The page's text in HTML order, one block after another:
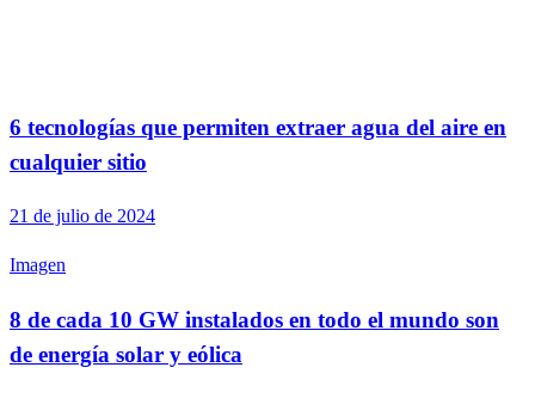
6 tecnologías que permiten extraer agua del aire en
cualquier sitio
21 de julio de 2024
Imagen
8 de cada 10 GW instalados en todo el mundo son
de energía solar y eólica